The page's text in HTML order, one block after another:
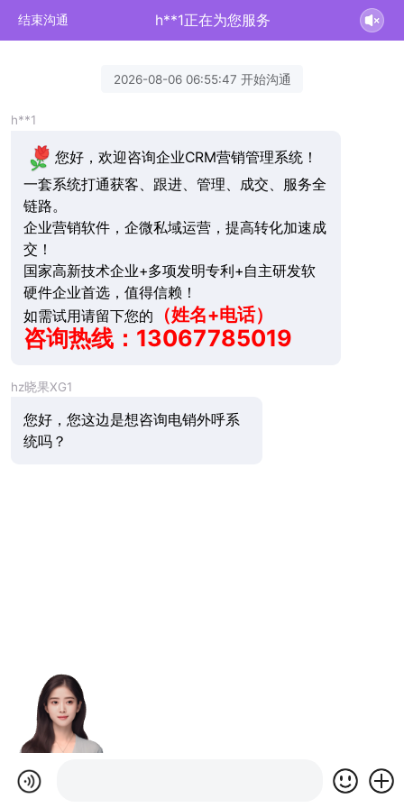
结束沟通 h**1正在为您服务
2026-08-06 06:55:47 开始沟通
h**1
您好，欢迎咨询企业CRM营销管理系统！
一套系统打通获客、跟进、管理、成交、服务全
链路。
企业营销软件，企微私域运营，提高转化加速成
交！
国家高新技术企业+多项发明专利+自主研发软
硬件企业首选，值得信赖！
如需试用请留下您的
（姓名+电话）
咨询热线：13067785019
hz晓果XG1
您好，您这边是想咨询电销外呼系
统吗？